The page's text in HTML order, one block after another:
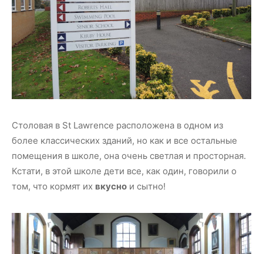
Столовая в St Lawrence расположена в одном из
более классических зданий, но как и все остальные
помещения в школе, она очень светлая и просторная.
Кстати, в этой школе дети все, как один, говорили о
том, что кормят их вкусно и сытно!